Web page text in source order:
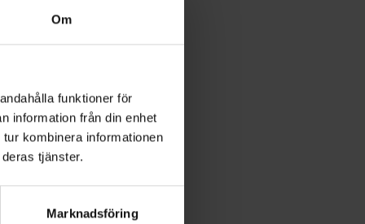
Om
funktioner för
information från din enhet
kombinera informationen
tjänster.
Marknadsföring
trodde
att